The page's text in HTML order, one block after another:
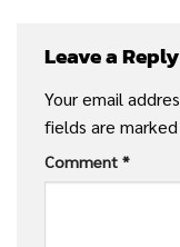
Leave a Reply
Your email
fields are marked
Comment *